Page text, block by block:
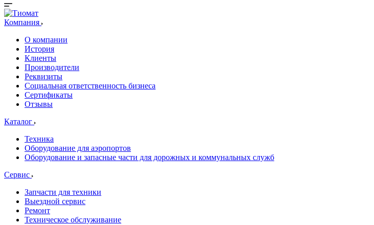
Компания
О компании
История
Клиенты
Производители
Реквизиты
Социальная ответственность бизнеса
Сертификаты
Отзывы
Каталог
Техника
Оборудование для аэропортов
Оборудование и запасные части для дорожных и коммунальных служб
Сервис
Запчасти для техники
Выездной сервис
Ремонт
Техническое обслуживание